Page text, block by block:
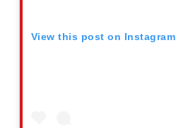
View this post on Instagram